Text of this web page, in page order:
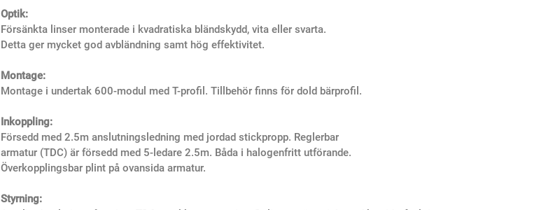
Optik:
Försänkta linser monterade i kvadratiska bländskydd, vita eller svarta.
Detta ger mycket god avbländning samt hög effektivitet.
Montage:
Montage i undertak 600-modul med T-profil. Tillbehör finns för dold bärprofil.
Inkoppling:
Försedd med 2.5m anslutningsledning med jordad stickpropp. Reglerbar
armatur (TDC) är försedd med 5-ledare 2.5m. Båda i halogenfritt utförande.
Överkopplingsbar plint på ovansida armatur.
Styrning: